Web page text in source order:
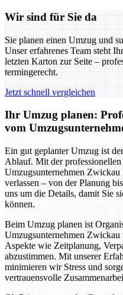
Wir sind für Sie da
Sie planen einen Umzug und
Unser erfahrenes Team steht
letzten Karton zur Seite –
termingerecht.
Jetzt schnell vergleichen
Ihr Umzug planen:
vom
Ein gut geplanter Umzug ist
Ablauf. Mit der
Umzugsunternehmen
verlassen – von der Planung
uns um die Details, damit Sie
können.
Beim Umzug planen ist
Umzugsunternehmen Zwickau
Aspekte wie Zeitplanung,
abzustimmen. Mit unserer
minimieren wir Stress und
vertrauensvolle